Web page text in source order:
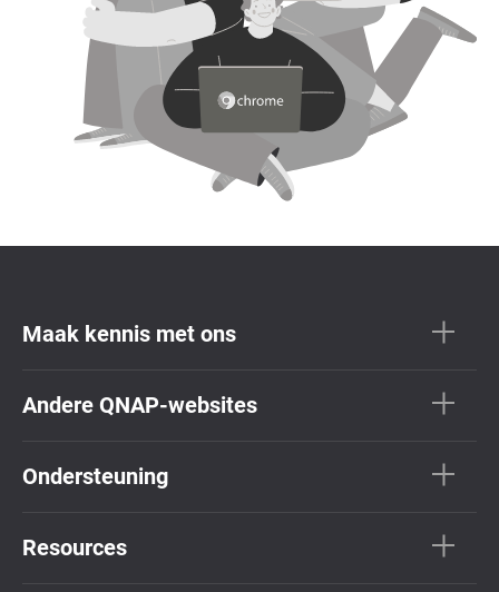
Maak kennis met ons
Andere QNAP-websites
Ondersteuning
Resources